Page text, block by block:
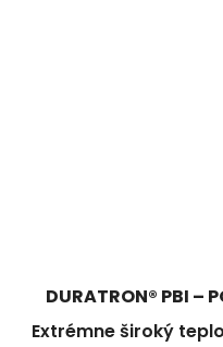
DURATRON® PBI –
Extrémne široký